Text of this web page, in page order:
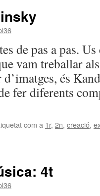
de pas a pas.
vam treballar
és
fer diferents
com a 1r, 2n, creació,
4t